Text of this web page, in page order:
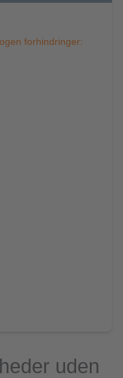
forhindringer:
uden